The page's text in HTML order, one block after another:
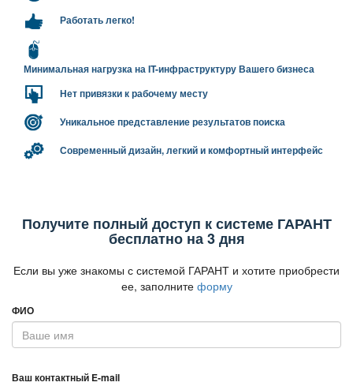
Работать легко!
Минимальная нагрузка на IT-инфраструктуру Вашего бизнеса
Нет привязки к рабочему месту
Уникальное представление результатов поиска
Современный дизайн, легкий и комфортный интерфейс
Получите полный доступ к системе ГАРАНТ
есплатно на 3 дня
Если вы уже знакомы с системой ГАРАНТ и хотите приобрести
ее, заполните форму
ФИО
аш контактный E-mail